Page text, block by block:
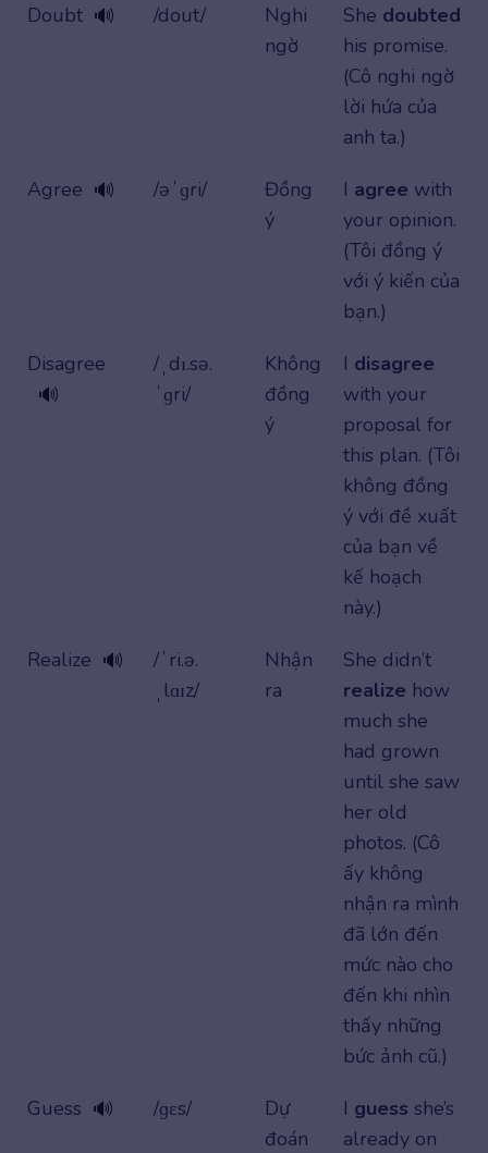
Doubt 🔊 /dout/
Nghi
ngờ
She doubted
his promise.
(Cô nghi ngờ
lời hứa của
anh ta.)
Agree 🔊 /əˈɡri/
Đồng
ý
I agree with
your opinion.
(Tôi đồng ý
với ý kiến ​​của
bạn.)
Disagree
🔊
/ˌdɪ.sə.
ˈɡri/
Không
đồng
ý
I disagree
with your
proposal for
this plan. (Tôi
không đồng
ý với đề xuất
của bạn về
kế hoạch
này.)
Realize 🔊
/ˈri.ə.
ˌlɑɪz/
Nhận
ra
She didn’t
realize how
much she
had grown
until she saw
her old
photos. (Cô
ấy không
nhận ra mình
đã lớn đến
mức nào cho
đến khi nhìn
thấy những
bức ảnh cũ.)
Guess 🔊 /ɡɛs/
Dự
đoán
I guess she’s
already on